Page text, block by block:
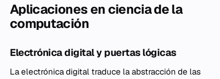
Aplicaciones en ciencia de la
computación
Electrónica digital y puertas lógicas
La electrónica digital traduce la abstracción de las